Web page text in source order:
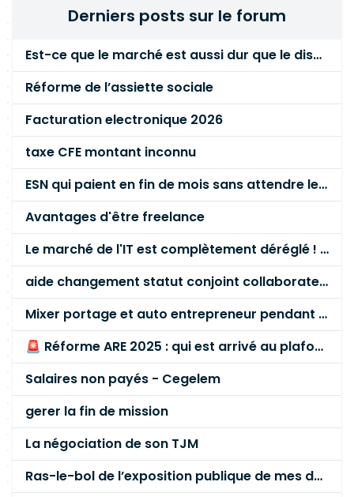
Derniers posts sur le forum
Est-ce que le marché est aussi dur que le disent les commerciaux ?
Réforme de l’assiette sociale
Facturation electronique 2026
taxe CFE montant inconnu
ESN qui paient en fin de mois sans attendre le paiement client ?
Avantages d'être freelance
Le marché de l'IT est complètement déréglé ! STOP à cette mascarade ! Il faut s'unir et résister !
aide changement statut conjoint collaborateur
Mixer portage et auto entrepreneur pendant des années - quel risque ?
🚨 Réforme ARE 2025 : qui est arrivé au plafond des 60 % en gardant son entreprise ?
Salaires non payés - Cegelem
gerer la fin de mission
La négociation de son TJM
Ras-le-bol de l’exposition publique de mes données personnelles liées à mon entreprise